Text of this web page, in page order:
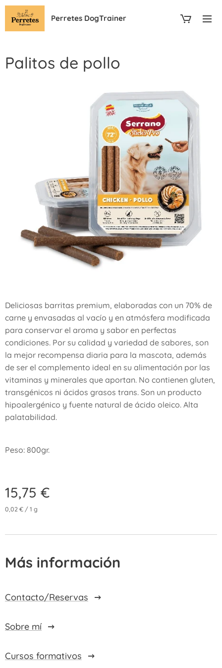
Perretes DogTrainer
Palitos de pollo
Deliciosas barritas premium, elaboradas con un 70% de
carne y envasadas al vacío y en atmósfera modificada
para conservar el aroma y sabor en perfectas
condiciones. Por su calidad y variedad de sabores, son
la mejor recompensa diaria para la mascota, además
de ser el complemento ideal en su alimentación por las
vitaminas y minerales que aportan. No contienen gluten,
transgénicos ni ácidos grasos trans. Son un producto
hipoalergénico y fuente natural de ácido oleico. Alta
palatabilidad.
Peso: 800gr.
15,75 €
0,02 € / 1 g
Más información
Contacto/Reservas
Sobre mí
Cursos formativos